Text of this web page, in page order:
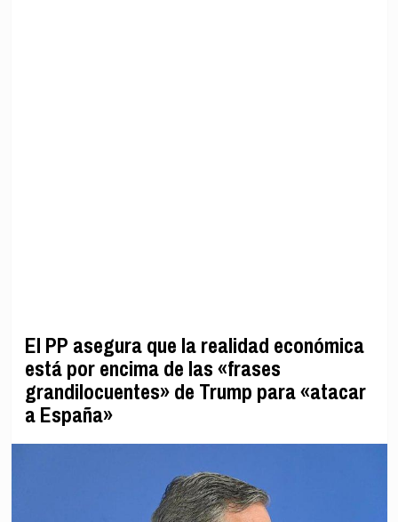
El PP asegura que la realidad económica
está por encima de las «frases
grandilocuentes» de Trump para «atacar
a España»